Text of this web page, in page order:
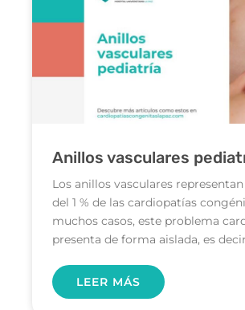
Anillos vasculares
Los anillos vasculares
del 1 % de las cardiopatías
muchos casos, este problema
presenta de forma aislada, es
LEER MÁS